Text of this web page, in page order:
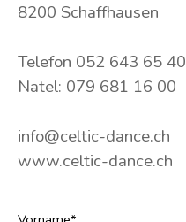
8200 Schaffhausen
Telefon 052 643 65 40
Natel: 079 681 16 00
info@celtic-dance.ch
www.celtic-dance.ch